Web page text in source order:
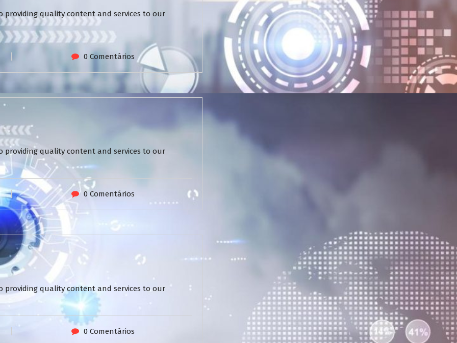
providing quality content and services to our
0 Comentários
providing quality content and services to our
0 Comentários
providing quality content and services to our
0 Comentários